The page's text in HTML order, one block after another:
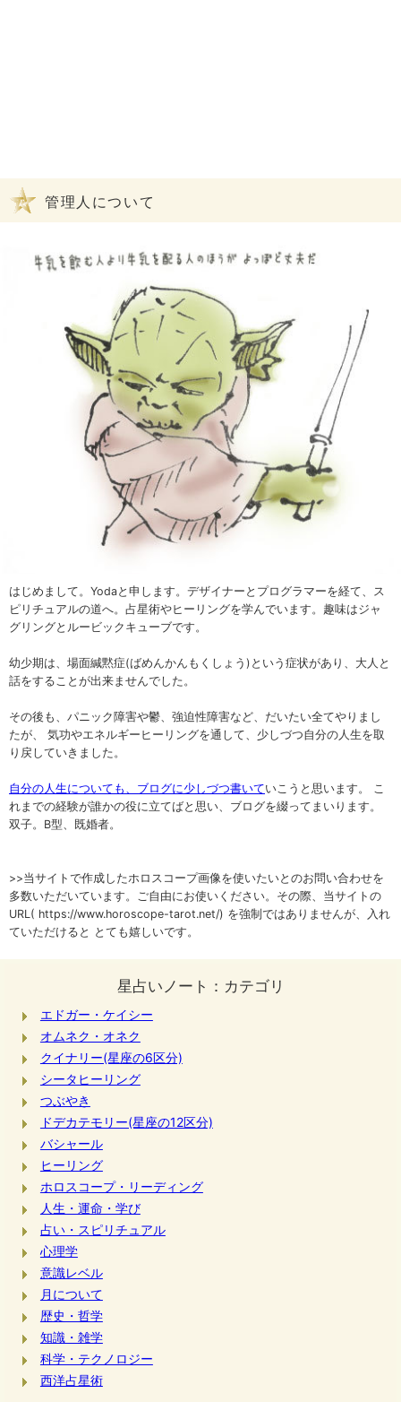
管理人について
はじめまして。Yodaと申します。デザイナーとプログラマーを経て、ス
ピリチュアルの道へ。占星術やヒーリングを学んでいます。趣味はジャ
グリングとルービックキューブです。
幼少期は、場面緘黙症(ばめんかんもくしょう)という症状があり、大人と
話をすることが出来ませんでした。
その後も、パニック障害や鬱、強迫性障害など、だいたい全てやりまし
たが、 気功やエネルギーヒーリングを通して、少しづつ自分の人生を取
り戻していきました。
自分の人生についても、ブログに少しづつ書いていこうと思います。 こ
れまでの経験が誰かの役に立てばと思い、ブログを綴ってまいります。
双子。B型、既婚者。
>>当サイトで作成したホロスコープ画像を使いたいとのお問い合わせを
多数いただいています。ご自由にお使いください。その際、当サイトの
URL( https://www.horoscope-tarot.net/) を強制ではありませんが、入れ
ていただけると とても嬉しいです。
星占いノート：カテゴリ
エドガー・ケイシー
オムネク・オネク
クイナリー(星座の6区分)
シータヒーリング
つぶやき
ドデカテモリー(星座の12区分)
バシャール
ヒーリング
ホロスコープ・リーディング
人生・運命・学び
占い・スピリチュアル
心理学
意識レベル
月について
歴史・哲学
知識・雑学
科学・テクノロジー
西洋占星術